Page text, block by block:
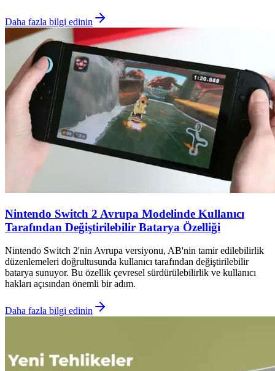
Daha fazla bilgi edinin
Nintendo Switch 2 Avrupa Modelinde Kullanıcı
Tarafından Değiştirilebilir Batarya Özelliği
Nintendo Switch 2'nin Avrupa versiyonu, AB'nin tamir edilebilirlik
düzenlemeleri doğrultusunda kullanıcı tarafından değiştirilebilir
batarya sunuyor. Bu özellik çevresel sürdürülebilirlik ve kullanıcı
hakları açısından önemli bir adım.
Daha fazla bilgi edinin